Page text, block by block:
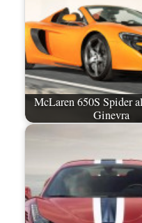
McLaren 650S Spider
Ginevra